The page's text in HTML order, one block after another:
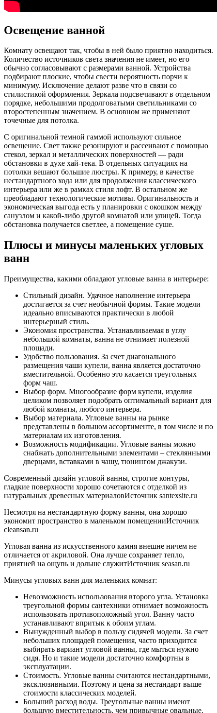
Освещение ванной
Комнату освещают так, чтобы в ней было приятно находиться.
Количество источников света значения не имеет, но его
обычно согласовывают с размерами ванной. Устройства
подбирают плоские, чтобы свести вероятность порчи к
минимуму. Исключение делают разве что в связи со
стилистикой оформления. Зеркала подсвечивают в отдельном
порядке, небольшими продолговатыми светильниками со
второстепенным значением. В основном же применяют
точечные для потолка.
С оригинальной темной гаммой используют сильное
освещение. Свет также резонируют и рассеивают с помощью
стекол, зеркал и металлических поверхностей — ради
обстановки в духе хай-тека. В отдельных ситуациях на
потолки вешают большие люстры. К примеру, в качестве
нестандартного хода или для продолжения классического
интерьера или же в рамках стиля лофт. В остальном же
преобладают технологические мотивы. Оригинальность и
экономическая выгода есть у планировки с окошком между
санузлом и какой-либо другой комнатой или улицей. Тогда
обстановка получается светлее, а помещение суше.
Плюсы и минусы маленьких угловых
ванн
Преимущества, какими обладают угловые ванна в интерьере:
Стильный дизайн. Удачное наполнение интерьера
достигается за счет необычной формы. Такие модели
идеально вписываются практически в любой
интерьерный стиль.
Экономия пространства. Устанавливаемая в углу
небольшой комнаты, ванна не отнимает полезной
площади.
Удобство пользования. За счет диагонального
размещения чаши купели, ванна является достаточно
вместительной. Особенно это касается треугольных
форм чаш.
Выбор форм. Многообразие форм купели, изделия
целиком позволяет подобрать оптимальный вариант для
любой комнаты, любого интерьера.
Выбор материала. Угловые ванны на рынке
представлены в большом ассортименте, в том числе и по
материалам их изготовления.
Возможность модификации. Угловые ванны можно
снабжать дополнительными элементами – стеклянными
дверцами, вставками в чашу, тюнингом джакузи.
Современный дизайн угловой ванны, строгие контуры,
гладкие поверхности хорошо сочетаются с отделкой из
натуральных древесных материаловИсточник santexsite.ru
Несмотря на нестандартную форму ванны, она хорошо
экономит пространство в маленьком помещенииИсточник
cleansan.ru
Угловая ванна из искусственного камня внешне ничем не
отличается от акриловой. Она лучше сохраняет тепло,
приятней на ощупь и дольше служитИсточник seasan.ru
Минусы угловых ванн для маленьких комнат:
Невозможность использования второго угла. Установка
треугольной формы сантехники отнимает возможность
использовать противоположный угол. Ванну часто
устанавливают впритык к обоим углам.
Вынужденный выбор в пользу сидячей модели. За счет
небольших площадей помещения, часто приходится
выбирать вариант угловой ванны, где мыться нужно
сидя. Но и такие модели достаточно комфортны в
эксплуатации.
Стоимость. Угловые ванны считаются нестандартными,
эксклюзивными. Поэтому и цена за нестандарт выше
стоимости классических моделей.
Больший расход воды. Треугольные ванны имеют
большую вместительность, чем привычные овальные.